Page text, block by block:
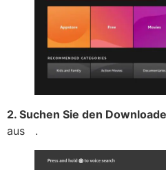
2. Suchen Sie den
aus .